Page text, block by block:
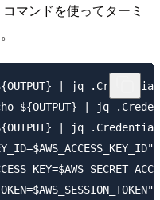
コマンドを使ってターミ
${OUTPUT} | jq
${OUTPUT} | jq
${OUTPUT} | jq